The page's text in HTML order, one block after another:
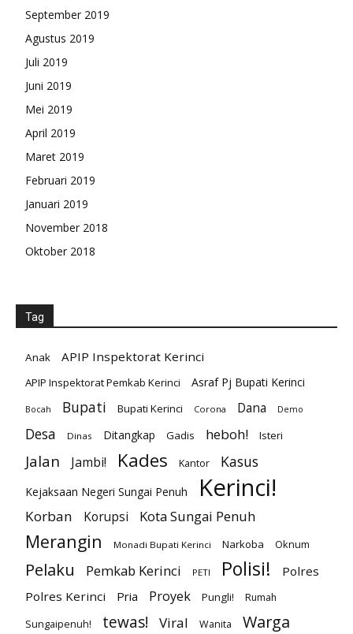
September 2019
Agustus 2019
Juli 2019
Juni 2019
Mei 2019
April 2019
Maret 2019
Februari 2019
Januari 2019
November 2018
Oktober 2018
Tag
Anak APIP Inspektorat Kerinci
APIP Inspektorat Pemkab Kerinci Asraf Pj Bupati Kerinci
Bocah Bupati Bupati Kerinci Corona Dana Demo
Desa Dinas Ditangkap Gadis heboh! Isteri
Jalan Jambi! Kades Kantor Kasus
Kejaksaan Negeri Sungai Penuh Kerinci!
Korban Korupsi Kota Sungai Penuh
Merangin Monadi Bupati Kerinci Narkoba Oknum
Pelaku Pemkab Kerinci PETI Polisi!
Polres
Polres Kerinci
Pria Proyek Pungli! Rumah
Sungaipenuh! tewas! Viral Wanita Warga